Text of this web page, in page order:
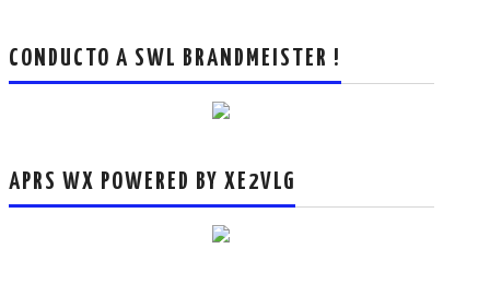
CONDUCTO A SWL BRANDMEISTER !
APRS WX POWERED BY XE2VLG